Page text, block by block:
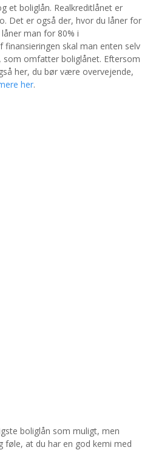
et boliglån. Realkreditlånet er
Det er også der, hvor du låner for
man for 80% i
skal man enten selv
som omfatter boliglånet. Eftersom
her, du bør være overvejende,
her.
boliglån som muligt, men
føle, at du har en god kemi med